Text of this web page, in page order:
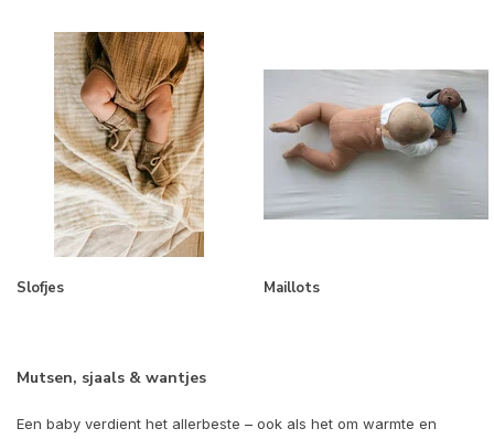
Slofjes Maillots
Mutsen, sjaals & wantjes
Een baby verdient het allerbeste – ook als het om warmte en